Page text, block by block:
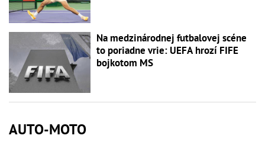
Na medzinárodnej futbalovej scéne
to poriadne vrie: UEFA hrozí FIFE
bojkotom MS
AUTO-MOTO